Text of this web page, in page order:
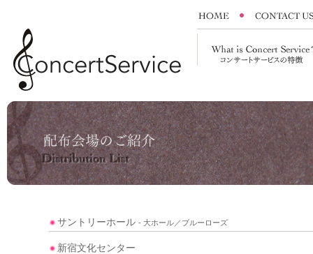
サントリーホール - 大ホール／ブルーローズ
新宿文化センター